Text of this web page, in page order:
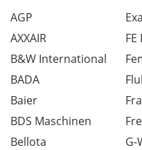
AGP
AXXAIR
B&W International
BADA
Baier
BDS Maschinen
Bellota
G-